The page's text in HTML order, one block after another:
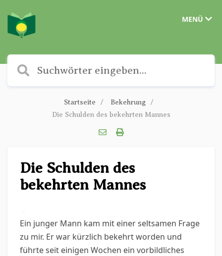
MENÜ
Startseite
Bekehrung
Die Schulden des bekehrten Mannes
Die Schulden des
bekehrten Mannes
Ein junger Mann kam mit einer seltsamen Frage
zu mir. Er war kürzlich bekehrt worden und
führte seit einigen Wochen ein vorbildliches